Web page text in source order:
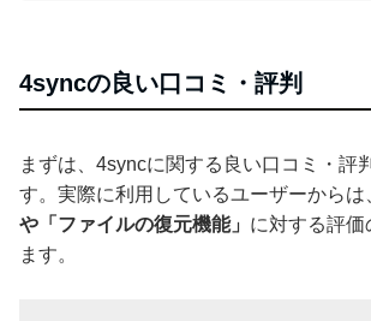
4syncの良い口コミ・評判
まずは、4syncに関する良い口コミ・評
す。実際に利用しているユーザーからは
や「ファイルの復元機能」 に対する評価
ます。